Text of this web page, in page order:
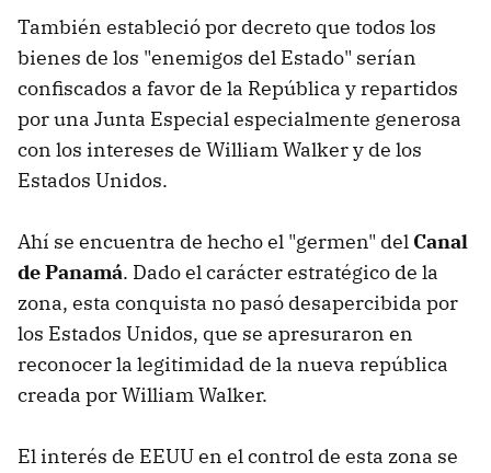
También estableció por decreto que todos los
bienes de los "enemigos del Estado" serían
confiscados a favor de la República y repartidos
por una Junta Especial especialmente generosa
con los intereses de William Walker y de los
Estados Unidos.
Ahí se encuentra de hecho el "germen" del Canal
de Panamá. Dado el carácter estratégico de la
zona, esta conquista no pasó desapercibida por
los Estados Unidos, que se apresuraron en
reconocer la legitimidad de la nueva república
creada por William Walker.
El interés de EEUU en el control de esta zona se